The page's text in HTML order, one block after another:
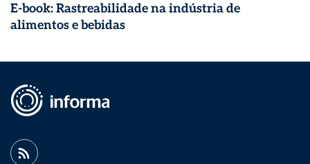
E-book: Rastreabilidade na indústria de
alimentos e bebidas